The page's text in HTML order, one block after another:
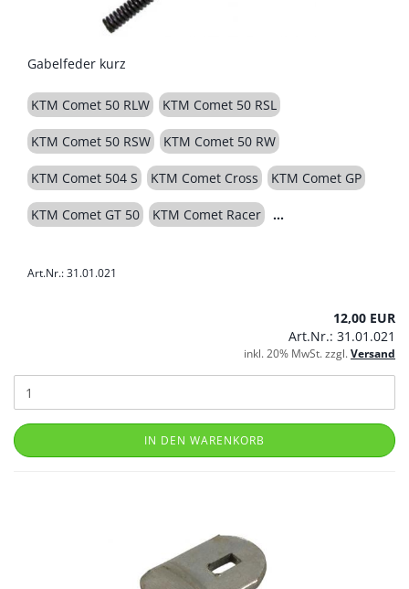
Gabelfeder kurz
KTM Comet 50 RLW KTM Comet 50 RSL
KTM Comet 50 RSW KTM Comet 50 RW
KTM Comet 504 S KTM Comet Cross KTM Comet GP
KTM Comet GT 50 KTM Comet Racer
Art.Nr.: 31.01.021
12,00 EUR
Art.Nr.: 31.01.021
inkl. 20% MwSt. zzgl.Versand
IN DEN WARENKORB